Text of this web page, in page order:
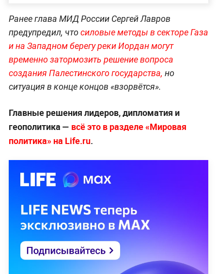
Ранее глава МИД России Сергей Лавров
предупредил, чтосиловые методы в секторе Газа
и на Западном берегу реки Иордан могут
временно затормозить решение вопроса
создания Палестинского государства, но
ситуация в конце концов «взорвётся».
Главные решения лидеров, дипломатия и
геополитика — всё это в разделе «Мировая
политика» на Life.ru.